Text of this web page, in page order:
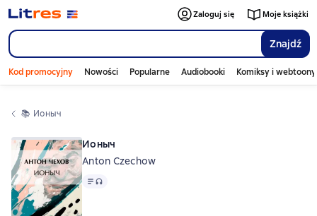
Znajdź
Zaloguj się Moje książki
Kod promocyjny Nowości Popularne Audiobooki Komiksy i webtoony
📚 Ионыч
Ионыч
Anton Czechow
Tekst